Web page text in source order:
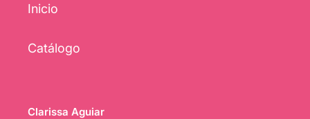
Inicio
Catálogo
Clarissa Aguiar